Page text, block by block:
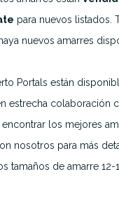
para nuevos listados.
nuevos amarres
Portals están
estrecha colaboración
los mejores
nosotros para más
tamaños de amarre 12-
los amarres
destacadas